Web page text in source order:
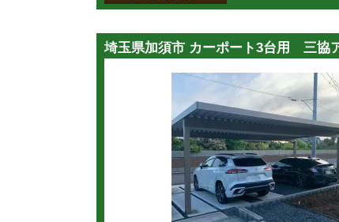
埼玉県加須市 カーポート3台用 三